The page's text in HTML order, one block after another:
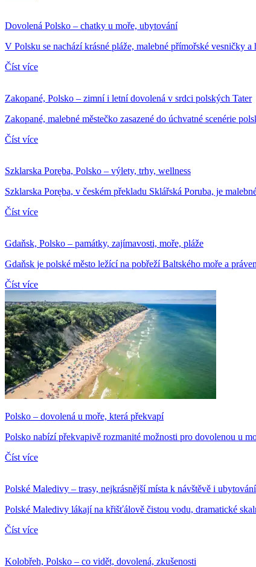
Dovolená Polsko – chatky u moře, ubytování
V Polsku se nachází krásné pláže, malebné přímořské vesničky
Číst více
Zakopané, Polsko – zimní i letní dovolená v srdci polských Tater
Zakopané, malebné městečko zasazené do úchvatné scenérie
Číst více
Szklarska Poręba, Polsko – výlety, trhy, wellness
Szklarska Poręba, v českém překladu Sklářská Poruba, je
Číst více
Gdaňsk, Polsko – památky, zajímavosti, moře, pláže
Gdaňsk je polské město ležící na pobřeží Baltského moře a
Číst více
Polsko – dovolená u moře, která překvapí
Polsko nabízí překvapivě rozmanité možnosti pro dovolenou u
Číst více
Polské Maledivy – trasy, nejkrásnější místa k návštěvě i ubytování
Polské Maledivy lákají na křišťálově čistou vodu, dramatické
Číst více
Kolobřeh, Polsko – co vidět, dovolená, zkušenosti